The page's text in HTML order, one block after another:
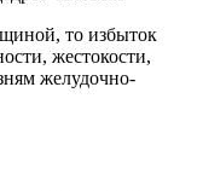
то избыток
жестокости,
желудочно-